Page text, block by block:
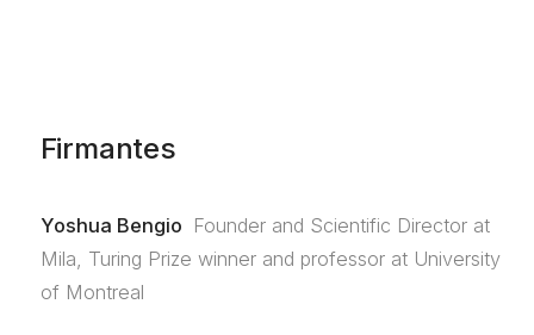
Firmantes
Yoshua Bengio Founder and Scientific Director at
Mila, Turing Prize winner and professor at University
of Montreal